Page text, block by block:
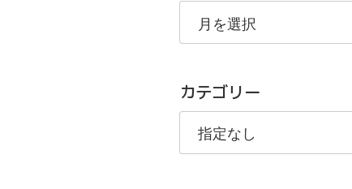
の
事
カテゴリー